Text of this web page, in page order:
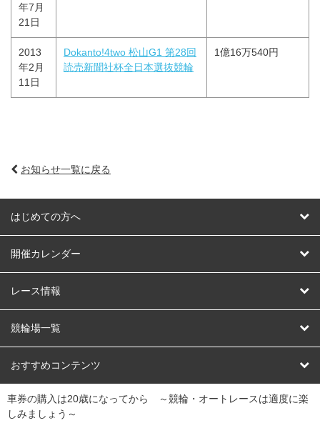
年7月
21日
2013
年2月
11日
Dokanto!4two 松山G1 第28回
読売新聞社杯全日本選抜競輪
1億16万540円
お知らせ一覧に戻る
はじめての方へ
はじめての方へ
開催カレンダー
競輪
オートレース
競輪くじ
Dokanto!
レース情報
レース予想
レース結果
キャリーオーバー一覧
競輪場一覧
北日本 函館競輪場
関
東
弥彦競輪場 前橋競輪場 取手競輪場 宇都宮競輪場
おすすめコンテンツ
競輪選手情報
車券の購入は20歳になってから ～競輪・オートレースは適度に楽
しみましょう～